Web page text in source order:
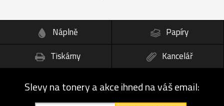
Náplně
Papíry
Tiskárny
Kancelář
Slevy na tonery a akce ihned na váš email: